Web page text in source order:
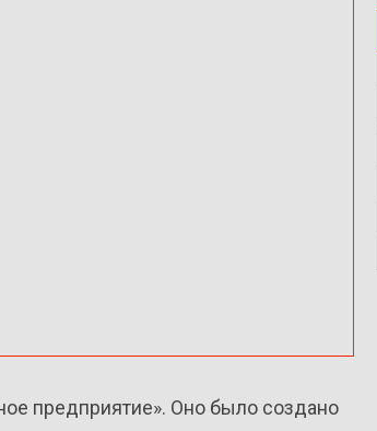
предприятие». Оно было создано